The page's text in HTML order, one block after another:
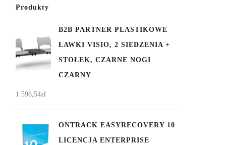
Produkty
B2B PARTNER PLASTIKOWE
ŁAWKI VISIO, 2 SIEDZENIA +
STOŁEK, CZARNE NOGI
CZARNY
1 596,54zł
ONTRACK EASYRECOVERY 10
LICENCJA ENTERPRISE